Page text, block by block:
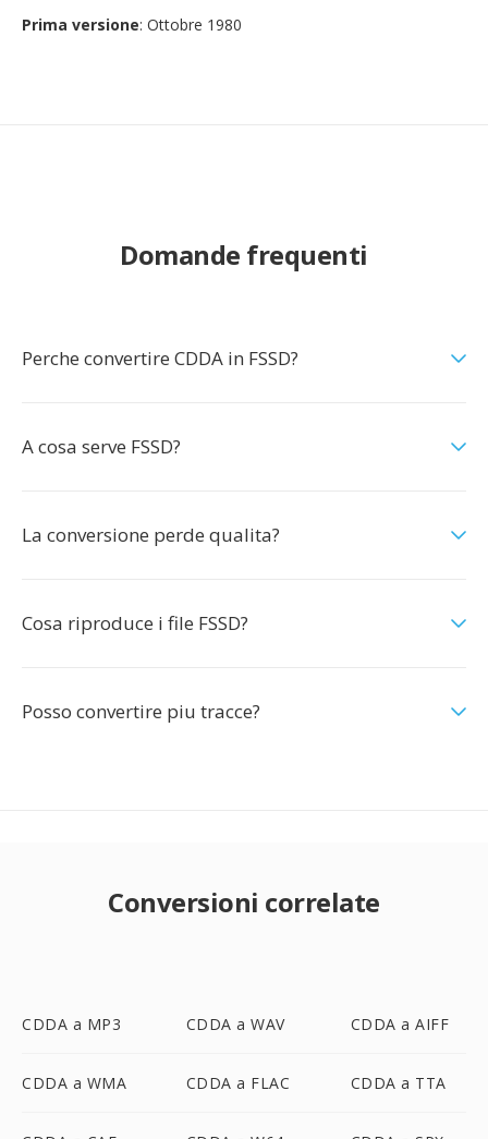
Prima versione: Ottobre 1980
Domande frequenti
Perche convertire CDDA in FSSD?
A cosa serve FSSD?
La conversione perde qualita?
Cosa riproduce i file FSSD?
Posso convertire piu tracce?
Conversioni correlate
CDDA a MP3 CDDA a WAV CDDA a AIFF
CDDA a WMA CDDA a FLAC CDDA a TTA